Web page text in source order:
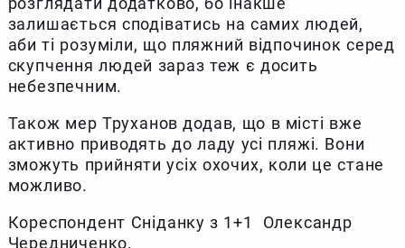
залишається сподіватись на самих людей,
аби ті розуміли, що пляжний відпочинок серед
скупчення людей зараз теж є досить
небезпечним.
Також мер Труханов додав, що в місті вже
активно приводять до ладу усі пляжі. Вони
зможуть прийняти усіх охочих, коли це стане
можливо.
Кореспондент Сніданку з 1+1 Олександр
Чередниченко.